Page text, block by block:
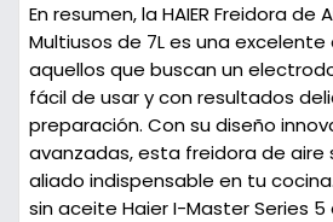
En resumen, la HAIER Freidora de
Multiusos de 7L es una
aquellos que buscan un
fácil de usar y con resultados
preparación. Con su diseño
avanzadas, esta freidora de aire
aliado indispensable en tu
sin aceite Haier I-Master Series 5